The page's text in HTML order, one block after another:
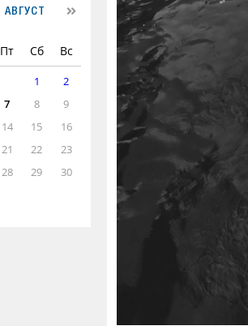
АВГУСТ
Пт Сб Вс
1
2
7 8
9
14 15
16
21 22
23
28 29
30